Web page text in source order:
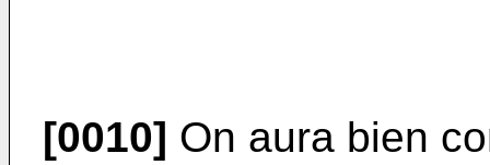
[0010] On aura bien